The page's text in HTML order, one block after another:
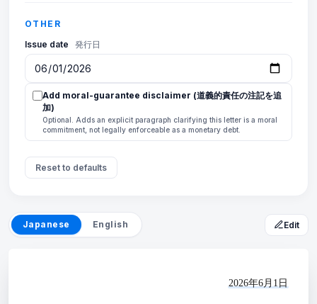
OTHER
Issue date
発行日
Add moral-guarantee disclaimer (道義的責任の注記を追
加)
Optional. Adds an explicit paragraph clarifying this letter is a moral
commitment, not legally enforceable as a monetary debt.
Reset to defaults
Japanese English Edit
2026年6月1日